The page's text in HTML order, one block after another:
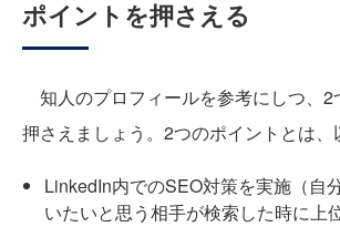
ポイントを押さえる
知人のプロフィールを参考にしつ、2
押さえましょう。2つのポイントとは、
LinkedIn内でのSEO対策を実施（自
いたいと思う相手が検索した時に上